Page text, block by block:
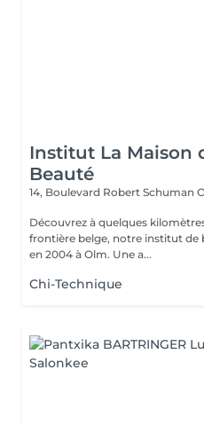
Institut La Maison
Beauté
14, Boulevard Robert Schuman
Découvrez à quelques
frontière belge, notre institut de
en 2004 à Olm. Une a...
Chi-Technique